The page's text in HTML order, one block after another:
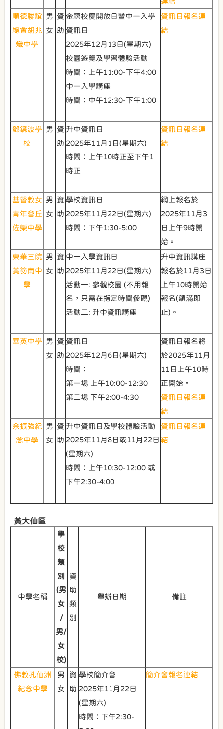
順德聯誼
總會胡兆
熾中學
男
女
資
助
金禧校慶開放日暨中一入學
資訊日
2025年12月13日(星期六)
校園遊覽及學習體驗活動
時間：上午11:00-下午4:00
中一入學講座
時間：中午12:30-下午1:00
資訊日報名連
結
鄧鏡波學
校
男 資
助
升中資訊日
2025年11月1日(星期六)
時間：上午10時正至下午1
時正
資訊日報名連
結
基督教女
青年會丘
佐榮中學
男
女
資
助
學校資訊日
2025年11月22日(星期六)
時間：下午1:30-5:00
網上報名於
2025年11月3
日上午9時開
始。
東華三院
黃笏南中
學
男
女
資
助
中一入學資訊日
2025年11月22日(星期六)
活動一: 參觀校園 (不用報
名，只需在指定時間參觀)
活動二: 升中資訊講座
升中資訊講座
報名於11月3日
上午10時開始
報名(額滿即
止)。
華英中學 男
女
資
助
資訊日
2025年12月6日(星期六)
時間：
第一場 上午10:00-12:30
第二場 下午2:00-4:30
資訊日報名將
於2025年11月
11日上午10時
正開始。
資訊日報名連
結
余振強紀
念中學
男
女
資
助
升中資訊日及學校體驗活動
2025年11月8日或11月22日
(星期六)
時間：上午10:30-12:00 或
下午2:30-4:00
資訊日報名連
結
黃大仙區
中學名稱
學
校
類
別
(男
女
/
男/
女
校)
資
助
類
別
舉辦日期 備註
佛教孔仙洲
紀念中學
男
女
資
助
學校簡介會
2025年11月22日
(星期六)
時間：下午2:30-
簡介會報名連結